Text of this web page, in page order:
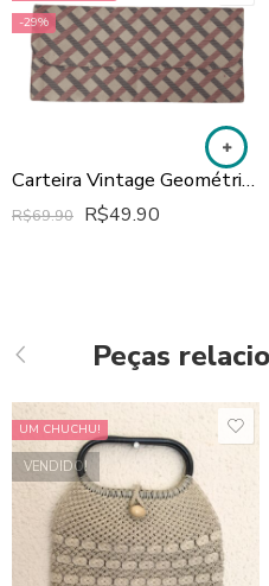
-29%
Carteira Vintage Geométrica
R$69.90 R$49.90
Peças
UM CHUCHU!
VENDIDO!